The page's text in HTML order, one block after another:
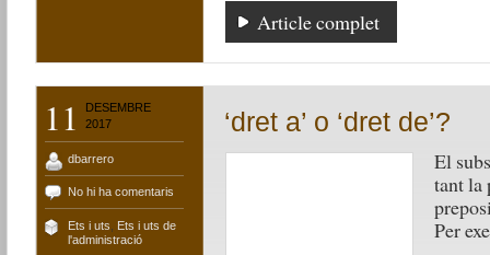
Article complet
11
DESEMBRE
2017
dbarrero
No hi ha comentaris
Ets i uts
Ets i uts de
l'administració
‘dret a’ o ‘dret de’?
El
tant
Per